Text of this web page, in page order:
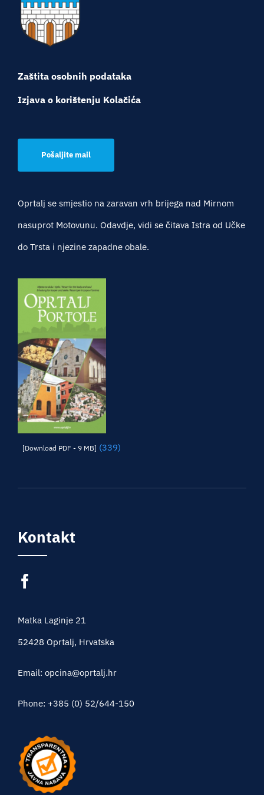
Zaštita osobnih podataka
Izjava o korištenju Kolačića
Pošaljite mail
Oprtalj se smjestio na zaravan vrh brijega nad Mirnom
nasuprot Motovunu. Odavdje, vidi se čitava Istra od Učke
do Trsta i njezine zapadne obale.
[Download PDF - 9 MB] (339)
Kontakt
Matka Laginje 21
52428 Oprtalj, Hrvatska
Email: opcina@oprtalj.hr
Phone: +385 (0) 52/644-150